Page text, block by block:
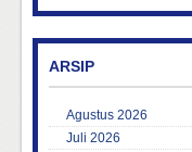
ARSIP
Agustus 2026
Juli 2026